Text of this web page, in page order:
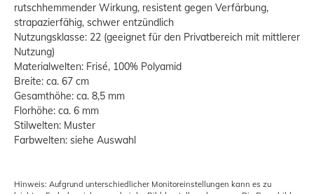
rutschhemmender Wirkung, resistent gegen Verfärbung,
strapazierfähig, schwer entzündlich
Nutzungsklasse: 22 (geeignet für den Privatbereich mit mittlerer
Nutzung)
Materialwelten: Frisé, 100% Polyamid
Breite: ca. 67 cm
Gesamthöhe: ca. 8,5 mm
Florhöhe: ca. 6 mm
Stilwelten: Muster
Farbwelten: siehe Auswahl
Hinweis: Aufgrund unterschiedlicher Monitoreinstellungen kann es zu